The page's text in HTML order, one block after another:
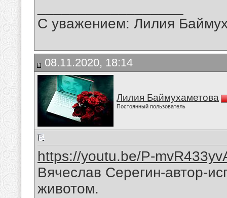
С уважением: Лилия
08.11.2020, 18:14
Лилия Баймухаметова
Постоянный пользователь
https://youtu.be/P-
Вячеслав Серегин-автор-
животом.